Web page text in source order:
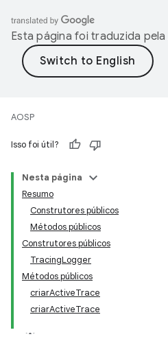
Esta página foi traduzida pela
AOSP
Isso foi útil?
Nesta página
Resumo
Construtores públicos
Métodos públicos
Construtores públicos
TracingLogger
Métodos públicos
criarActiveTrace
criarActiveTrace